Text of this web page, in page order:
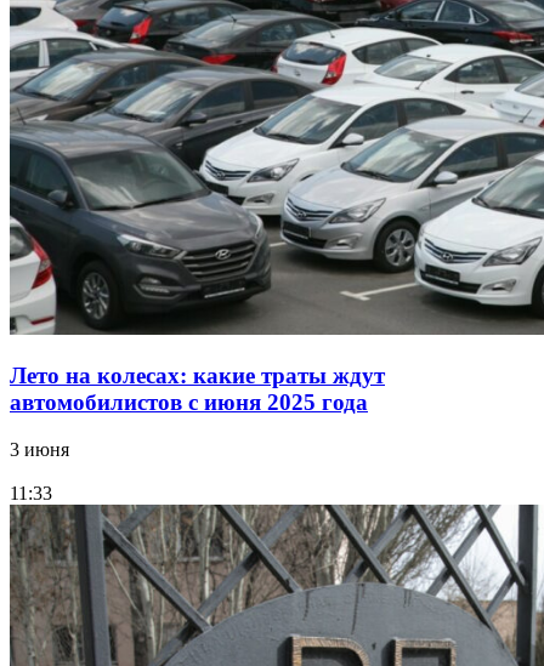
Лето на колесах: какие траты ждут
автомобилистов с июня 2025 года
3 июня
11:33